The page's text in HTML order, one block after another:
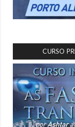
CURSO